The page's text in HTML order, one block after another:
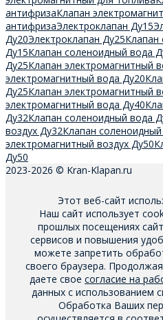
антифризаКлапан
антифризаЭлектроклапан Ду15
Ду20Электроклапан Ду25Клапан
Ду15Клапан соленоидный вода
Ду25Клапан электромагнитный
электромагнитный вода Ду20
Ду25Клапан электромагнитный
электромагнитный вода Ду40
Ду32Клапан соленоидный вода
воздух Ду32Клапан
электромагнитный воздух Ду50
Ду50
2023-2026 © Kran-Klapan.ru
Этот веб-сайт
Наш сайт использует
прошлых посещениях
сервисов и повышения
можете запретить
своего браузера.
даете свое согласие на
данных с использованием
Обработка Ваших